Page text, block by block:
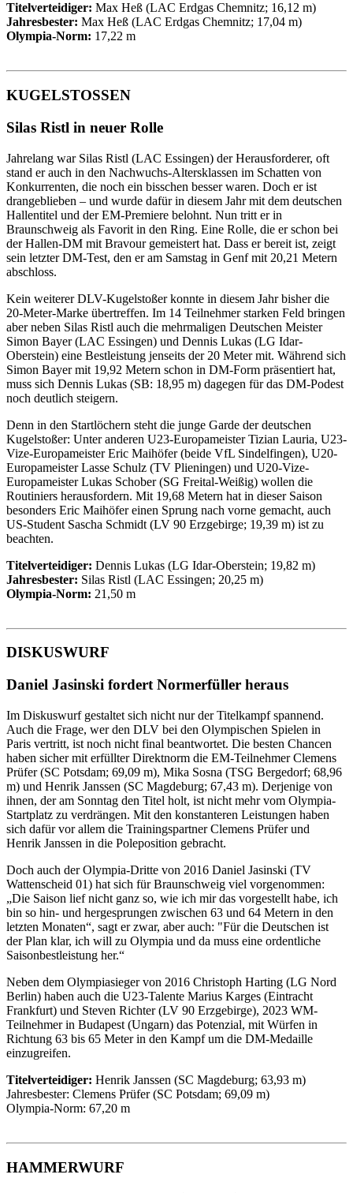
Titelverteidiger: Max Heß (LAC Erdgas Chemnitz; 16,12 m)
Jahresbester: Max Heß (LAC Erdgas Chemnitz; 17,04 m)
Olympia-Norm: 17,22 m
KUGELSTOSSEN
Silas Ristl in neuer Rolle
Jahrelang war Silas Ristl (LAC Essingen) der Herausforderer, oft
stand er auch in den Nachwuchs-Altersklassen im Schatten von
Konkurrenten, die noch ein bisschen besser waren. Doch er ist
drangeblieben – und wurde dafür in diesem Jahr mit dem deutschen
Hallentitel und der EM-Premiere belohnt. Nun tritt er in
Braunschweig als Favorit in den Ring. Eine Rolle, die er schon bei
der Hallen-DM mit Bravour gemeistert hat. Dass er bereit ist, zeigt
sein letzter DM-Test, den er am Samstag in Genf mit 20,21 Metern
abschloss.
Kein weiterer DLV-Kugelstoßer konnte in diesem Jahr bisher die
20-Meter-Marke übertreffen. Im 14 Teilnehmer starken Feld bringen
aber neben Silas Ristl auch die mehrmaligen Deutschen Meister
Simon Bayer (LAC Essingen) und Dennis Lukas (LG Idar-
Oberstein) eine Bestleistung jenseits der 20 Meter mit. Während sich
Simon Bayer mit 19,92 Metern schon in DM-Form präsentiert hat,
muss sich Dennis Lukas (SB: 18,95 m) dagegen für das DM-Podest
noch deutlich steigern.
Denn in den Startlöchern steht die junge Garde der deutschen
Kugelstoßer: Unter anderen U23-Europameister Tizian Lauria, U23-
Vize-Europameister Eric Maihöfer (beide VfL Sindelfingen), U20-
Europameister Lasse Schulz (TV Plieningen) und U20-Vize-
Europameister Lukas Schober (SG Freital-Weißig) wollen die
Routiniers herausfordern. Mit 19,68 Metern hat in dieser Saison
besonders Eric Maihöfer einen Sprung nach vorne gemacht, auch
US-Student Sascha Schmidt (LV 90 Erzgebirge; 19,39 m) ist zu
beachten.
Titelverteidiger: Dennis Lukas (LG Idar-Oberstein; 19,82 m)
Jahresbester: Silas Ristl (LAC Essingen; 20,25 m)
Olympia-Norm: 21,50 m
DISKUSWURF
Daniel Jasinski fordert Normerfüller heraus
Im Diskuswurf gestaltet sich nicht nur der Titelkampf spannend.
Auch die Frage, wer den DLV bei den Olympischen Spielen in
Paris vertritt, ist noch nicht final beantwortet. Die besten Chancen
haben sicher mit erfüllter Direktnorm die EM-Teilnehmer Clemens
Prüfer (SC Potsdam; 69,09 m), Mika Sosna (TSG Bergedorf; 68,96
m) und Henrik Janssen (SC Magdeburg; 67,43 m). Derjenige von
ihnen, der am Sonntag den Titel holt, ist nicht mehr vom Olympia-
Startplatz zu verdrängen. Mit den konstanteren Leistungen haben
sich dafür vor allem die Trainingspartner Clemens Prüfer und
Henrik Janssen in die Poleposition gebracht.
Doch auch der Olympia-Dritte von 2016 Daniel Jasinski (TV
Wattenscheid 01) hat sich für Braunschweig viel vorgenommen:
„Die Saison lief nicht ganz so, wie ich mir das vorgestellt habe, ich
bin so hin- und hergesprungen zwischen 63 und 64 Metern in den
letzten Monaten“, sagt er zwar, aber auch: "Für die Deutschen ist
der Plan klar, ich will zu Olympia und da muss eine ordentliche
Saisonbestleistung her.“
Neben dem Olympiasieger von 2016 Christoph Harting (LG Nord
Berlin) haben auch die U23-Talente Marius Karges (Eintracht
Frankfurt) und Steven Richter (LV 90 Erzgebirge), 2023 WM-
Teilnehmer in Budapest (Ungarn) das Potenzial, mit Würfen in
Richtung 63 bis 65 Meter in den Kampf um die DM-Medaille
einzugreifen.
Titelverteidiger: Henrik Janssen (SC Magdeburg; 63,93 m)
Jahresbester: Clemens Prüfer (SC Potsdam; 69,09 m)
Olympia-Norm: 67,20 m
HAMMERWURF